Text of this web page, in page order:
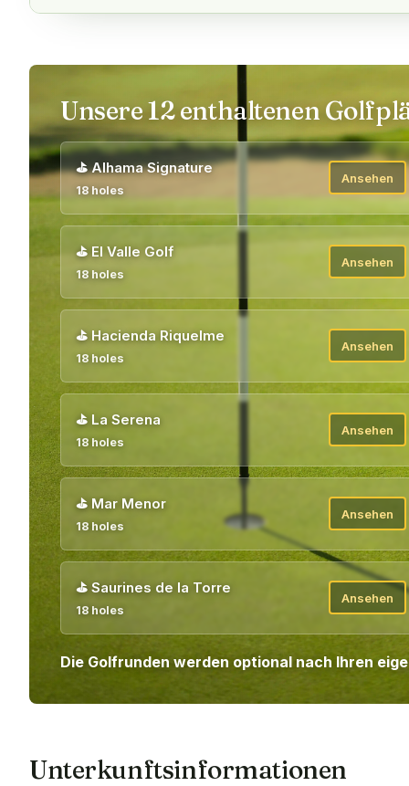
Unsere 12 enthaltenen
⛳Alhama Signature
18 holes
Ansehen
⛳ El Valle Golf
18 holes
Ansehen
⛳ Hacienda Riquelme
18 holes
Ansehen
⛳ La Serena
18 holes
Ansehen
⛳ Mar Menor
18 holes
Ansehen
⛳ Saurines de la Torre
18 holes
Ansehen
Die Golfrunden werden optional nach Ihren
Unterkunftsinformationen